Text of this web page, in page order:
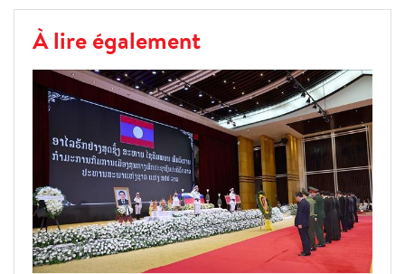
À lire également